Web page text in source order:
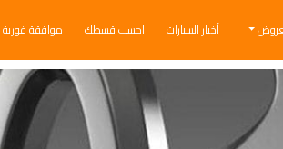
أخبار السيارات احسب قسطك موافقة فورية